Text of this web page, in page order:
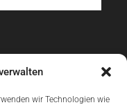
wir Technologien wie